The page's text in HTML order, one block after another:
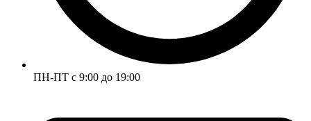
ПН-ПТ с 9:00 до 19:00